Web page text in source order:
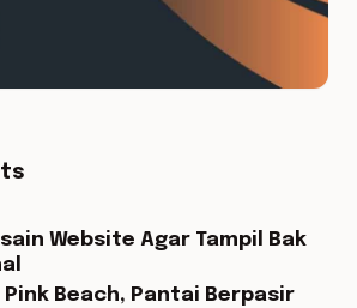
Website Agar Tampil Bak
Beach, Pantai Berpasir